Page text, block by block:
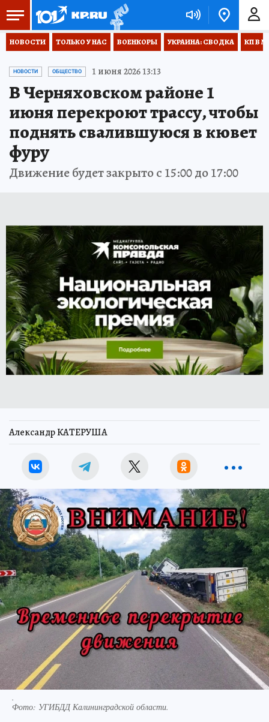
НОВОСТИ ТОЛЬКО У НАС ВОЕНКОРЫ УКРАИНА: СВОДКА КП В
НОВОСТИ ОБЩЕСТВО 1 июня 2026 13:13
В Черняховском районе 1
июня перекроют трассу, чтобы
поднять свалившуюся в кювет
фуру
Движение будет закрыто с 15:00 до 17:00
Александр КАТЕРУША
.
Фото: УГИБДД Калининградской области.